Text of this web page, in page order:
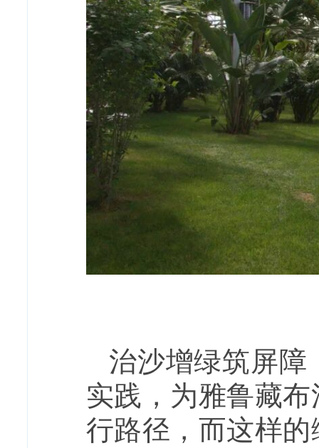
治沙增绿筑屏障
实践，为雅鲁藏
行路径，而这样